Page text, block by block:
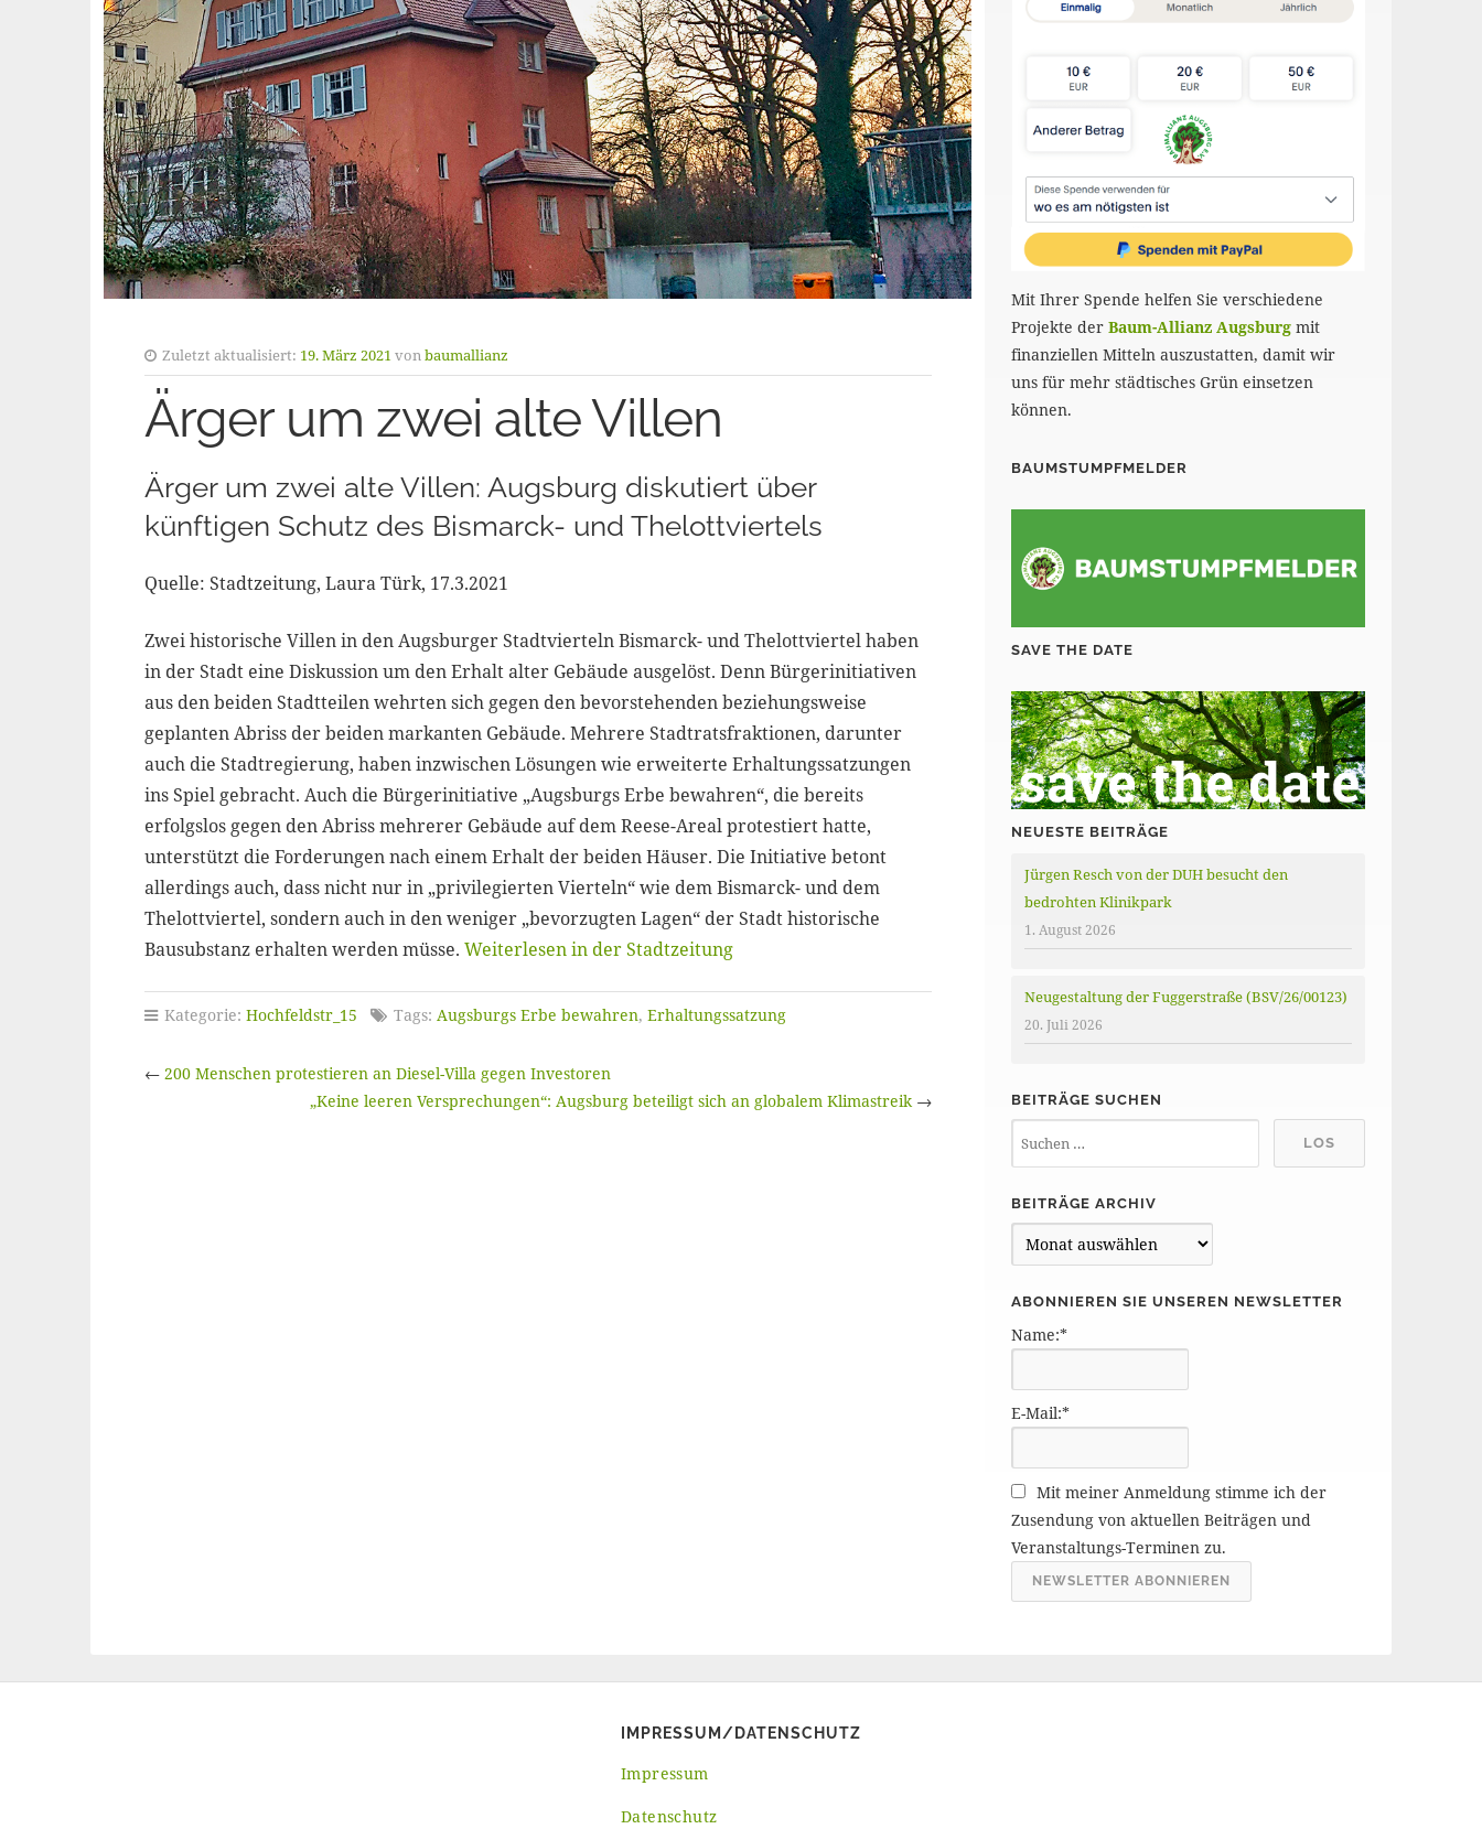
Zuletzt aktualisiert: 19. März 2021vonbaumallianz
Ärger um zwei alte Villen
Ärger um zwei alte Villen: Augsburg diskutiert über
künftigen Schutz des Bismarck- und Thelottviertels
Quelle: Stadtzeitung, Laura Türk, 17.3.2021
Zwei historische Villen in den Augsburger Stadtvierteln Bismarck- und Thelottviertel haben
in der Stadt eine Diskussion um den Erhalt alter Gebäude ausgelöst. Denn Bürgerinitiativen
aus den beiden Stadtteilen wehrten sich gegen den bevorstehenden beziehungsweise
geplanten Abriss der beiden markanten Gebäude. Mehrere Stadtratsfraktionen, darunter
auch die Stadtregierung, haben inzwischen Lösungen wie erweiterte Erhaltungssatzungen
ins Spiel gebracht. Auch die Bürgerinitiative „Augsburgs Erbe bewahren“, die bereits
erfolgslos gegen den Abriss mehrerer Gebäude auf dem Reese-Areal protestiert hatte,
unterstützt die Forderungen nach einem Erhalt der beiden Häuser. Die Initiative betont
allerdings auch, dass nicht nur in „privilegierten Vierteln“ wie dem Bismarck- und dem
Thelottviertel, sondern auch in den weniger „bevorzugten Lagen“ der Stadt historische
Bausubstanz erhalten werden müsse. Weiterlesen in der Stadtzeitung
Kategorie: Hochfeldstr_15 Tags: Augsburgs Erbe bewahren, Erhaltungssatzung
← 200 Menschen protestieren an Diesel-Villa gegen Investoren
„Keine leeren Versprechungen“: Augsburg beteiligt sich an globalem Klimastreik→
Mit Ihrer Spende helfen Sie verschiedene
Projekte derBaum-Allianz Augsburg mit
finanziellen Mitteln auszustatten, damit wir
uns für mehr städtisches Grün einsetzen
können.
BAUMSTUMPFMELDER
SAVE THE DATE
NEUESTE BEITRÄGE
Jürgen Resch von der DUH besucht den
bedrohten Klinikpark
1. August 2026
Neugestaltung der Fuggerstraße (BSV/26/00123)
20. Juli 2026
BEITRÄGE SUCHEN
BEITRÄGE ARCHIV
e
r
e
r
c
h
i
ABONNIEREN SIE UNSEREN NEWSLETTER
Name:*
E-Mail:*
Mit meiner Anmeldung stimme ich der
Zusendung von aktuellen Beiträgen und
Veranstaltungs-Terminen zu.
IMPRESSUM/DATENSCHUTZ
Impressum
Datenschutz